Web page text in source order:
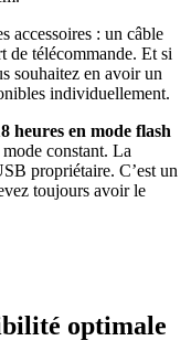
accessoires : un câble
de télécommande. Et si
souhaitez en avoir un
individuellement.
heures en mode flash
constant. La
propriétaire. C’est un
toujours avoir le
optimale